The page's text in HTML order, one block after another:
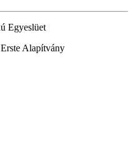
Egyeslüet
Alapítvány